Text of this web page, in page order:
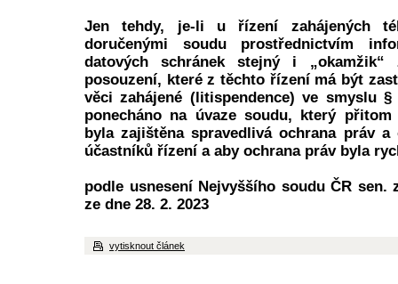
Jen tehdy, je-li u řízení zahájených
doručenými soudu prostřednictvím
datových schránek stejný i „okamžik“
posouzení, které z těchto řízení má být
věci zahájené (litispendence) ve smyslu
ponecháno na úvaze soudu, který
byla zajištěna spravedlivá ochrana práv a
účastníků řízení a aby ochrana práv byla
podle usnesení Nejvyššího soudu ČR sen.
ze dne 28. 2. 2023
vytisknout článek